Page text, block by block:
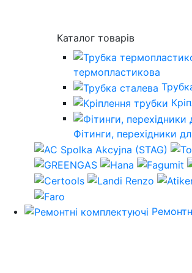
Каталог товарів
термопластикова
Фітинги, перехідники